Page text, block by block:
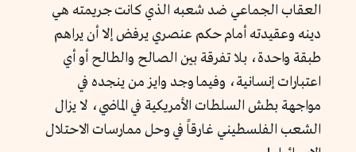
العقاب الجماعي ضد شعبه الذي كانت جريمته هي
دينه وعقيدته أمام حكم عنصري يرفض إلا أن يراهم
طبقة واحدة، بلا تفرقة بين الصالح والطالح أو أي
اعتبارات إنسانية، وفيما وجد وايز من ينجده في
مواجهة بطش السلطات الأمريكية في الماضي، لا يزال
الشعب الفلسطيني غارقاً في وحل ممارسات الاحتلال